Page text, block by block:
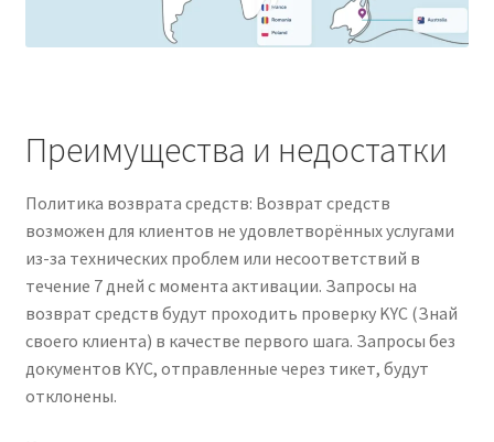
Преимущества и недостатки
Политика возврата средств: Возврат средств
возможен для клиентов не удовлетворённых услугами
из-за технических проблем или несоответствий в
течение 7 дней с момента активации. Запросы на
возврат средств будут проходить проверку KYC (Знай
своего клиента) в качестве первого шага. Запросы без
документов KYC, отправленные через тикет, будут
отклонены.